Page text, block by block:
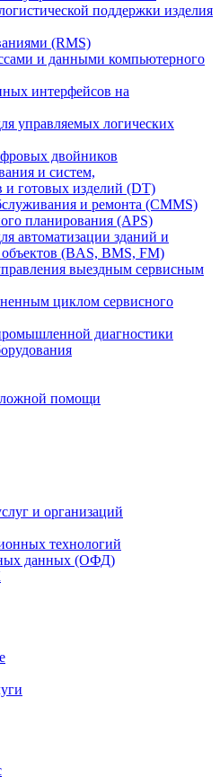
поддержки изделия
(RMS)
и данными компьютерного
интерфейсов на
управляемых логических
двойников
и систем,
и готовых изделий (DT)
и ремонта (CMMS)
планирования (APS)
автоматизации зданий и
(BAS, BMS, FM)
выездным сервисным
циклом сервисного
диагностики
помощи
и организаций
технологий
данных (ОФД)